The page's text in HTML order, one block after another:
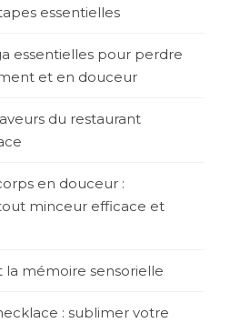
essentielles
essentielles pour perdre
et en douceur
du restaurant
en douceur :
minceur efficace et
la mémoire sensorielle
: sublimer votre